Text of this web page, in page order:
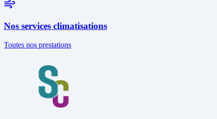
Nos services climatisations
Toutes nos prestations